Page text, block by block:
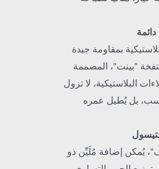
بمقاومة جيدة
"بينت"، المصممة
البلاستيكية، لا تزول
بل يُطيل عمره
يُمكن إضافة مُلَيِّن ذو